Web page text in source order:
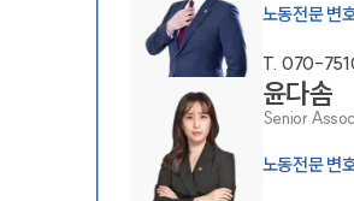
그룹소개
대륜의 강점
오시는 길
글로벌 파트너 로펌
노동전문 변
T. 070-
윤다솜
Senior
노동전문 변